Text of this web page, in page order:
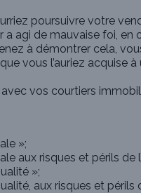
poursuivre votre
agi de mauvaise foi,
à démontrer cela,
vous l’auriez acquise à
vos courtiers
»;
aux risques et périls de
»;
aux risques et périls